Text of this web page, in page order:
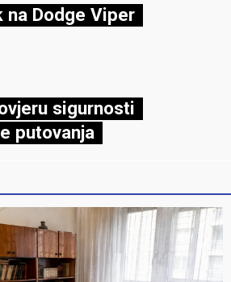
Dodge Viper
sigurnosti
putovanja